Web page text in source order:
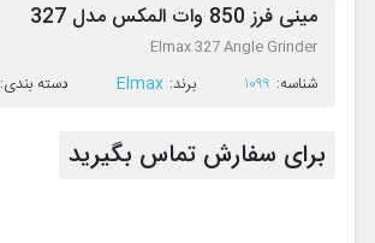
مینی فرز 850 وات المکس مدل 327
Elmax 327 Angle Grinder
ﺷﻨﺎﺳﻪ: 1099 ﺑﺮﻧﺪ: Elmax ﺩﺳﺘﻪ ﺑﻨﺪی:
برای سفارش تماس بگیرید